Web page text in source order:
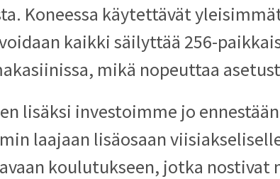
Koneessa käytettävät
kaikki säilyttää 256-
mikä nopeuttaa
lisäksi investoimme jo
laajaan lisäosaan
koulutukseen, jotka nostivat